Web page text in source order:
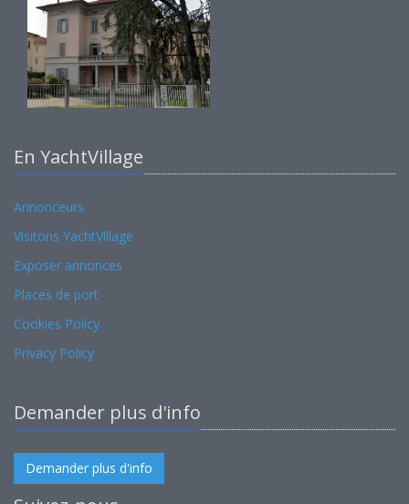
En YachtVillage
Annonceurs
Visitons YachtVillage
Exposer annonces
Places de port
Cookies Policy
Privacy Policy
Demander plus d'info
Demander plus d'info